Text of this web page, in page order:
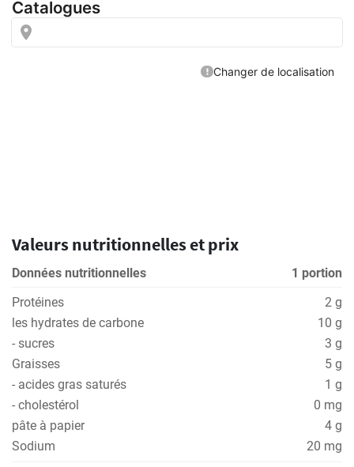
Valeurs nutritionnelles et prix
Données nutritionnelles
1 portion
Protéines
2 g
les hydrates de carbone
10 g
- sucres
3 g
Graisses
5 g
- acides gras saturés
1 g
- cholestérol
0 mg
pâte à papier
4 g
Sodium
20 mg